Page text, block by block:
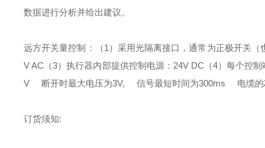
数据进行分析并给出建议。
远方开关量控制：
（1）采用光隔离接口，通常为正极开关
V AC （3）执行器内部提供控制电源：24V DC （4）每个控
V
断开时最大电压为3V, 信号最短时间为300ms 电缆
订货须知: